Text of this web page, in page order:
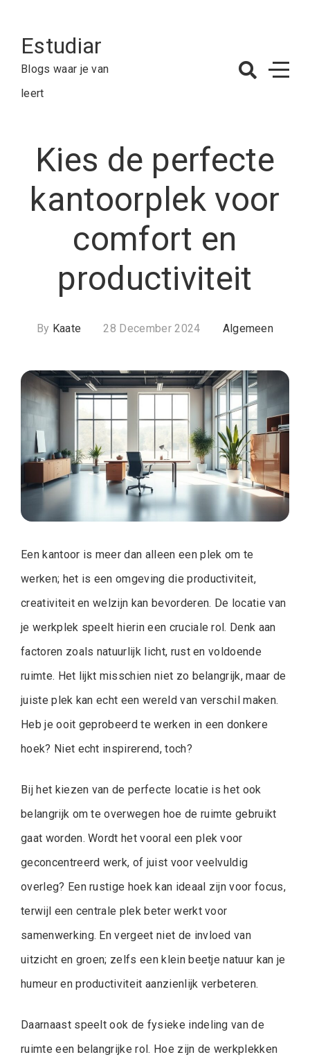
contentEstudiar
Blogs waar je van
leert
Kies de perfecte
kantoorplek voor
comfort en
productiviteit
By Kaate 28 December 2024 Algemeen
Een kantoor is meer dan alleen een plek om te
werken; het is een omgeving die productiviteit,
creativiteit en welzijn kan bevorderen. De locatie van
je werkplek speelt hierin een cruciale rol. Denk aan
factoren zoals natuurlijk licht, rust en voldoende
ruimte. Het lijkt misschien niet zo belangrijk, maar de
juiste plek kan echt een wereld van verschil maken.
Heb je ooit geprobeerd te werken in een donkere
hoek? Niet echt inspirerend, toch?
Bij het kiezen van de perfecte locatie is het ook
belangrijk om te overwegen hoe de ruimte gebruikt
gaat worden. Wordt het vooral een plek voor
geconcentreerd werk, of juist voor veelvuldig
overleg? Een rustige hoek kan ideaal zijn voor focus,
terwijl een centrale plek beter werkt voor
samenwerking. En vergeet niet de invloed van
uitzicht en groen; zelfs een klein beetje natuur kan je
humeur en productiviteit aanzienlijk verbeteren.
Daarnaast speelt ook de fysieke indeling van de
ruimte een belangrijke rol. Hoe zijn de werkplekken